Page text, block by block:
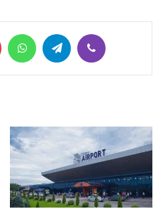
Pinterest WhatsAppTelegram